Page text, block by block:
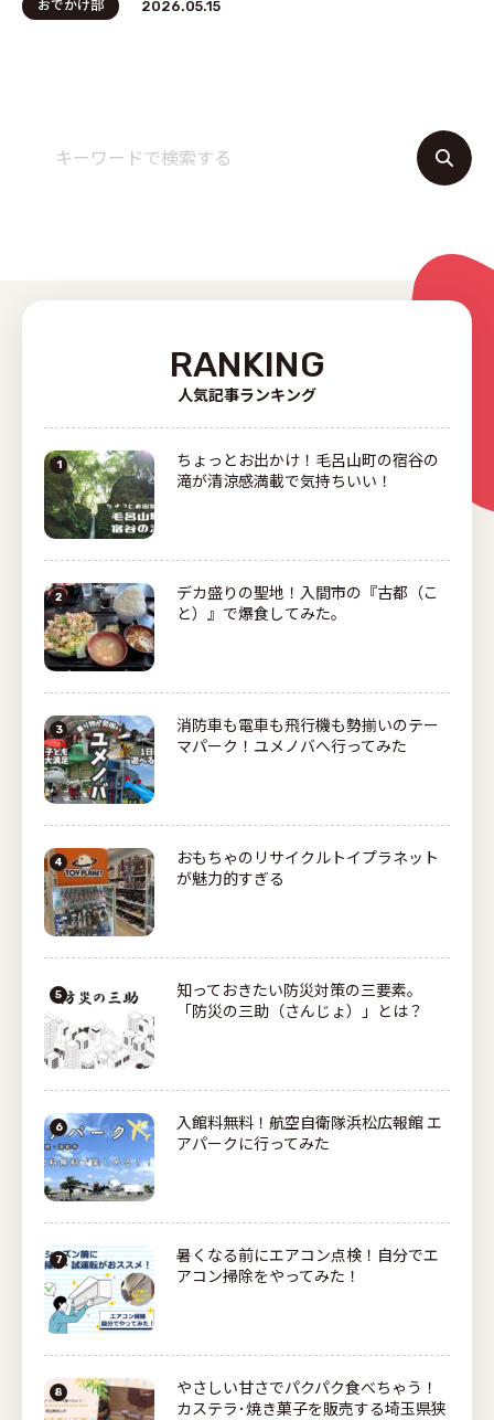
おでかけ部 2026.05.15
RANKING
人気記事ランキング
ちょっとお出かけ！毛呂山町の宿谷の
滝が清涼感満載で気持ちいい！
デカ盛りの聖地！入間市の『古都（こ
と）』で爆食してみた。
消防車も電車も飛行機も勢揃いのテー
マパーク！ユメノバへ行ってみた
おもちゃのリサイクルトイプラネット
が魅力的すぎる
知っておきたい防災対策の三要素。
「防災の三助（さんじょ）」とは？
入館料無料！航空自衛隊浜松広報館 エ
アパークに行ってみた
暑くなる前にエアコン点検！自分でエ
アコン掃除をやってみた！
やさしい甘さでパクパク食べちゃう！
カステラ･焼き菓子を販売する埼玉県狭